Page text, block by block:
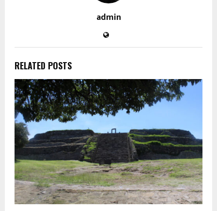
admin
RELATED POSTS